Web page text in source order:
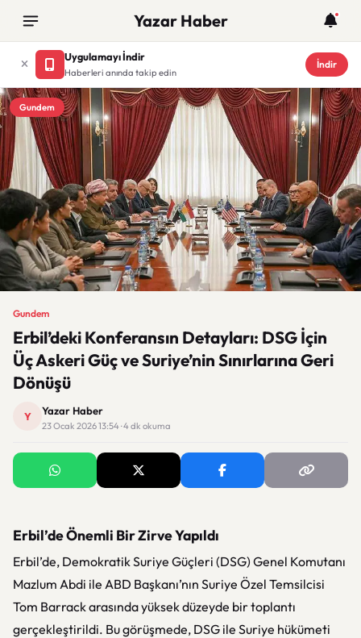
Yazar Haber
Uygulamayı İndir
Haberleri anında takip edin
İndir
Gundem
Gundem
Erbil’deki Konferansın Detayları: DSG İçin
Üç Askeri Güç ve Suriye’nin Sınırlarına Geri
Dönüşü
Y Yazar Haber
23 Ocak 2026 13:54 · 4 dk okuma
Erbil’de Önemli Bir Zirve Yapıldı
Erbil’de, Demokratik Suriye Güçleri (DSG) Genel Komutanı
Mazlum Abdi ile ABD Başkanı’nın Suriye Özel Temsilcisi
Tom Barrack arasında yüksek düzeyde bir toplantı
gerçekleştirildi. Bu görüşmede, DSG ile Suriye hükümeti